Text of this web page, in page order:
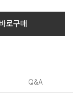
바로구매
Q&A